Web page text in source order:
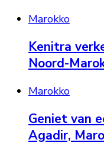
Marokko
Kenitra
Noord-
Marokko
Geniet van
Agadir,